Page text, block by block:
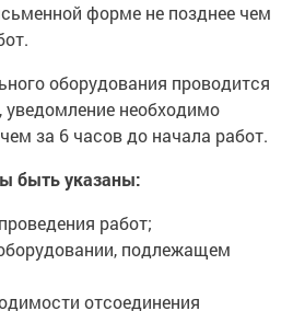
форме не позднее чем
оборудования проводится
уведомление необходимо
за 6 часов до начала работ.
быть указаны:
работ;
подлежащем
отсоединения